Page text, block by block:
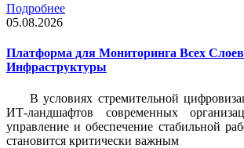
Подробнее
05.08.2026
Платформа для Мониторинга Всех
Инфраструктуры
В условиях стремительной
ИТ-ландшафтов современных
управление и обеспечение стабильной
становится критически важным